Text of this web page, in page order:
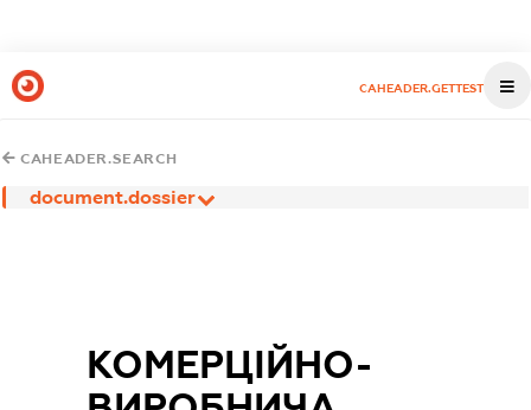
CAHEADER.GETTEST
CAHEADER.SEARCH
document.dossier
КОМЕРЦІЙНО-